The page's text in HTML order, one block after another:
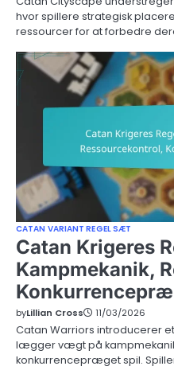
hvor spillere strategisk
ressourcer for at forbedre
CATAN VARIANT REGEL SÆT
Catan Krigeres
Kampmekanik,
byLillian Cross 11/03/2026
Catan Warriors introducerer
lægger vægt på
konkurrencepræget spil.